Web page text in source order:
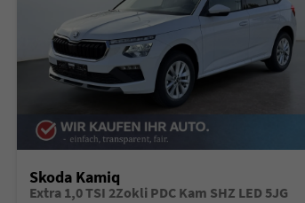
Skoda Kamiq
Extra 1,0 TSI 2Zokli PDC Kam SHZ LED 5JG